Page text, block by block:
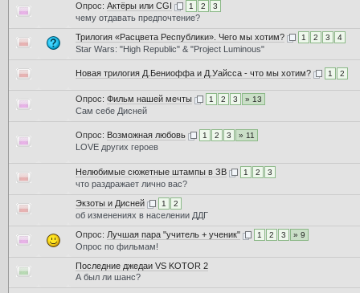
Опрос: Актёры или CGI 1 2 3
чему отдавать предпочтение?
Трилогия «Расцвета Республики». Чего мы хотим?
1 2 3 4
Star Wars: "High Republic" & "Project Luminous"
Новая трилогия Д.Бениоффа и Д.Уайсса - что мы хотим? 1 2
Опрос: Фильм нашей мечты 1 2 3 » 13
Сам себе Дисней
Опрос: Возможная любовь 1 2 3 » 11
LOVE других героев
Нелюбимые сюжетные штампы в ЗВ 1 2 3
что раздражает лично вас?
Экзоты и Дисней
1 2
об изменениях в населении ДДГ
Опрос: Лучшая пара "учитель + ученик" 1 2 3 » 9
Опрос по фильмам!
Последние джедаи VS KOTOR 2
А был ли шанс?